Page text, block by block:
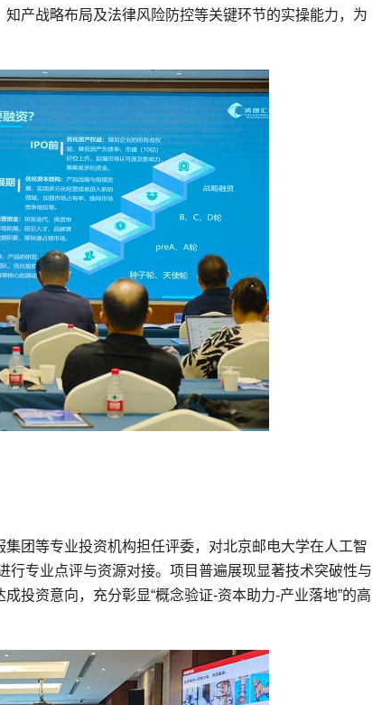
产战略布局及法律风险防控等关键环节的实操能力，为
团等专业投资机构担任评委，对北京邮电大学在人工智
专业点评与资源对接。项目普遍展现显著技术突破性与
投资意向，充分彰显“概念验证-资本助力-产业落地”的高